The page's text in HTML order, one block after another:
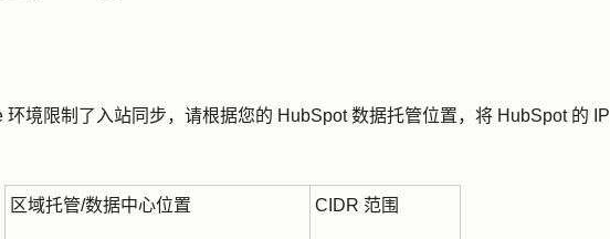
环境限制了入站同步，请根据您的 HubSpot 数据托管位置，将 HubSpot 的 IP
区域托管/数据中心位置 CIDR 范围